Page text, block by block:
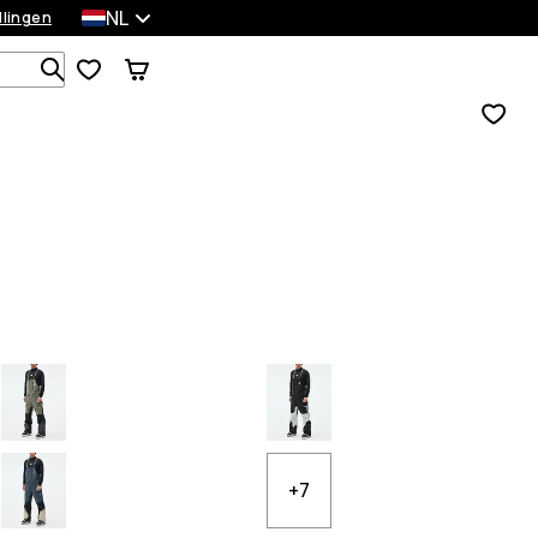
NL
Zoek in 1 000+ producten
+7